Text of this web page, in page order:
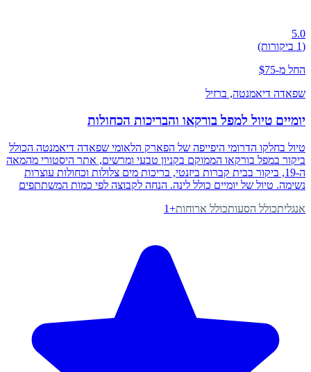
5.0
(1 ביקורות)
החל מ-$75
שפאדה דיאמנטה, ברזיל
יומיים טיול למפל בורקאו והבריכות הכחולות
טיול בחלקו הדרומי היפייפה של הפארק הלאומי שפאדה דיאמנטה הכולל
ביקור במפל בורקאו הממוקם בקניון טבעי ומרשים, אתר היסטורי מהמאה
ה-19, ביקור בבית קברות ביזנטי, בריכות מים צלולות וכחולות עוצרות
נשימה. טיול של יומיים כולל לינה. הנחה לקבוצה לפי כמות המשתתפים
אנגליתכולל הסעותכולל ארוחות+
1